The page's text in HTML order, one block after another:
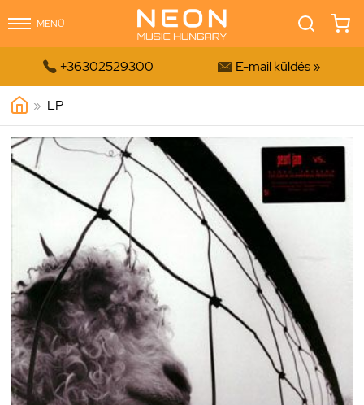
MENÜ
 +36302529300  E-mail küldés »
» LP